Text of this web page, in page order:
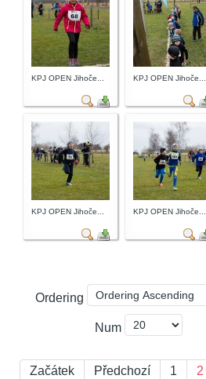
KPJ OPEN Jihoče... KPJ OPEN Jihoče...
KPJ OPEN Jihoče... KPJ OPEN Jihoče...
Ordering
Num
Začátek Předchozí 1 2